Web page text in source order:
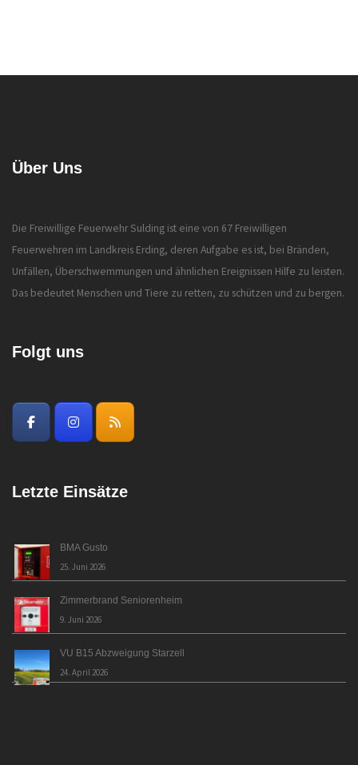
Über Uns
Die Freiwillige Feuerwehr Sulding ist eine von 67 Freiwilligen
Feuerwehren im Landkreis Erding, deren Aufgabe es ist, bei Bränden,
Unfällen, Überschwemmungen und ähnlichen Ereignissen Hilfe zu leisten.
Das bedeutet Menschen und Tiere zu retten, zu schützen und zu bergen.
Folgt uns
Letzte Einsätze
BMA Gusto
25. Juni 2026
Zimmerbrand Seniorenheim
9. Juni 2026
VU B15 Abzweigung Starzell
24. April 2026